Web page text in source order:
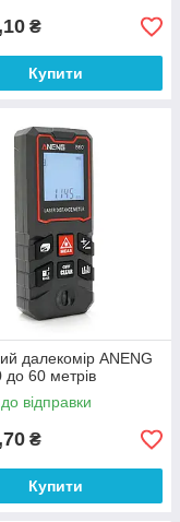
₴
Купити
далекомір ANENG
до 60 метрів
відправки
₴
Купити